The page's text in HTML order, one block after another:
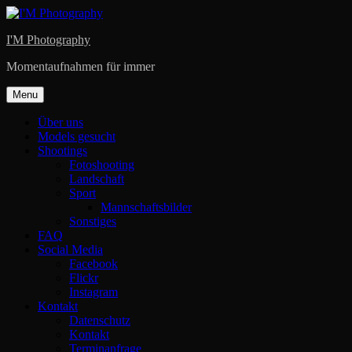
Skip
content
I'M Photography
Momentaufnahmen für immer
Menu
Über uns
Models gesucht
Shootings
Fotoshooting
Landschaft
Sport
Mannschaftsbilder
Sonstiges
FAQ
Social Media
Facebook
Flickr
Instagram
Kontakt
Datenschutz
Kontakt
Terminanfrage